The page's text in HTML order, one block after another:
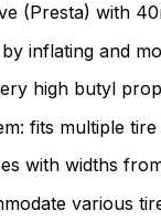
(Presta) with
inflating and
high butyl
fits multiple tire
with widths
various